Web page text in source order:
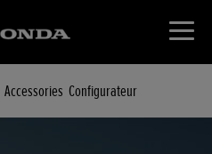
Accessories Configurateur